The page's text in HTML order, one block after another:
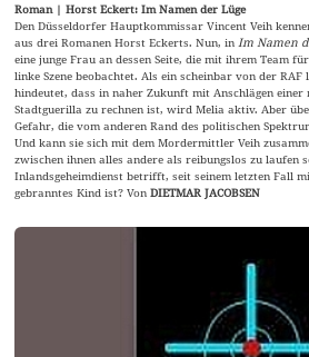
Roman | Horst Eckert: Im Namen der Lüge
Den Düsseldorfer Hauptkommissar Vincent Veih
aus drei Romanen Horst Eckerts. Nun, inIm Namen
eine junge Frau an dessen Seite, die mit ihrem Team
linke Szene beobachtet. Als ein scheinbar von der
hindeutet, dass in naher Zukunft mit Anschlägen einer
Stadtguerilla zu rechnen ist, wird Melia aktiv. Aber
Gefahr, die vom anderen Rand des politischen
Und kann sie sich mit dem Mordermittler Veih
zwischen ihnen alles andere als reibungslos zu laufen
Inlandsgeheimdienst betrifft, seit seinem letzten Fall
gebranntes Kind ist? VonDIETMAR JACOBSEN